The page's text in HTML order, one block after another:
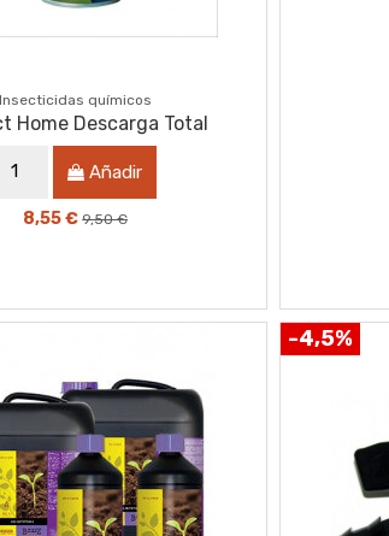
Insecticidas químicos
Home Descarga Total
Añadir
8,55 €9,50 €
-4,5%